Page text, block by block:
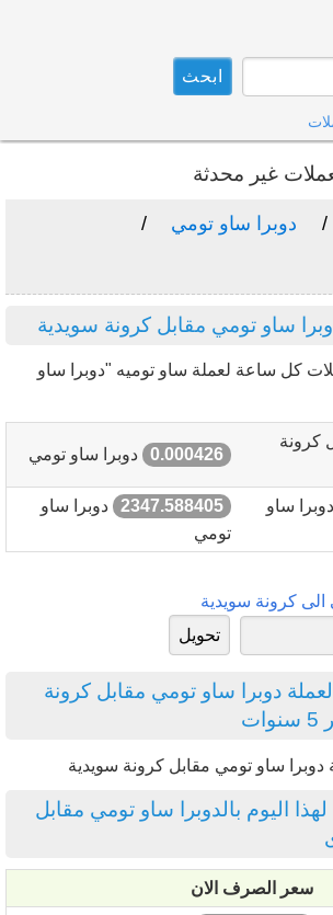
غير محدثة
دوبرا ساو تومي
ساو تومي مقابل كرونة سويدية
كل ساعة لعملة ساو توميه "دوبرا ساو
كرونة
0.000426 دوبرا ساو تومي
ساو
2347.588405
دوبرا ساو
تومي
الى كرونة سويدية
لعملة دوبرا ساو تومي مقابل كرونة
اليوم بالدوبرا ساو تومي مقابل
سعر الصرف الان